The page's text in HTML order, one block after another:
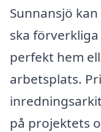
Sunnansjö
ska
perfekt hem
arbetsplats.
på projektets